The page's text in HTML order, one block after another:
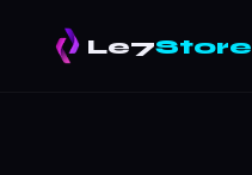
Le7Store